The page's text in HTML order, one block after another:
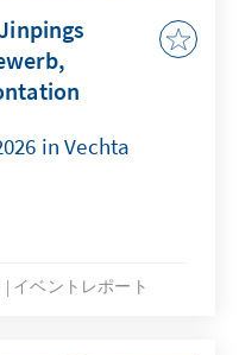
in Vechta
イベントレポート